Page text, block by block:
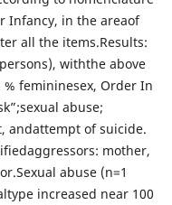
Infancy, in the areaof
all the items.Results:
withthe above
femininesex, Order In
abuse;
andattempt of suicide.
mother,
abuse (n=1
increased near 100